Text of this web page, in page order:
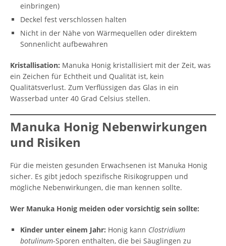
einbringen)
Deckel fest verschlossen halten
Nicht in der Nähe von Wärmequellen oder direktem
Sonnenlicht aufbewahren
Kristallisation: Manuka Honig kristallisiert mit der Zeit, was
ein Zeichen für Echtheit und Qualität ist, kein
Qualitätsverlust. Zum Verflüssigen das Glas in ein
Wasserbad unter 40 Grad Celsius stellen.
Manuka Honig Nebenwirkungen
und Risiken
Für die meisten gesunden Erwachsenen ist Manuka Honig
sicher. Es gibt jedoch spezifische Risikogruppen und
mögliche Nebenwirkungen, die man kennen sollte.
Wer Manuka Honig meiden oder vorsichtig sein sollte:
Kinder unter einem Jahr: Honig kann Clostridium
botulinum-Sporen enthalten, die bei Säuglingen zu